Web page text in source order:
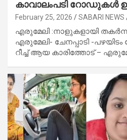
കാവാലംപടി റോഡുകൾ
February 25, 2026 SABARI NEWS
എരുമേലി :നാളുകളായി
എരുമേലി- ചേനപ്പാടി -
റീച്ച് ആയ കാരിത്തോട് –